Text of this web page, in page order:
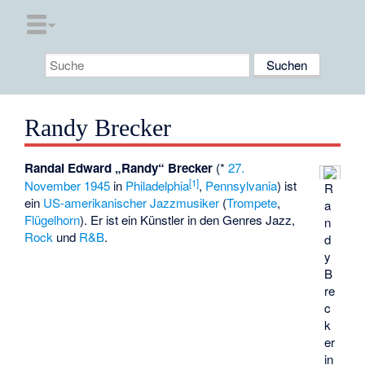
Randy Brecker
R
a
n
d
y
B
re
c
k
er
in
Randal Edward „Randy“ Brecker (*27.
November 1945 in Philadelphia[1], Pennsylvania) ist
ein US-amerikanischer Jazzmusiker (Trompete,
Flügelhorn). Er ist ein Künstler in den Genres Jazz,
Rock und R&B.